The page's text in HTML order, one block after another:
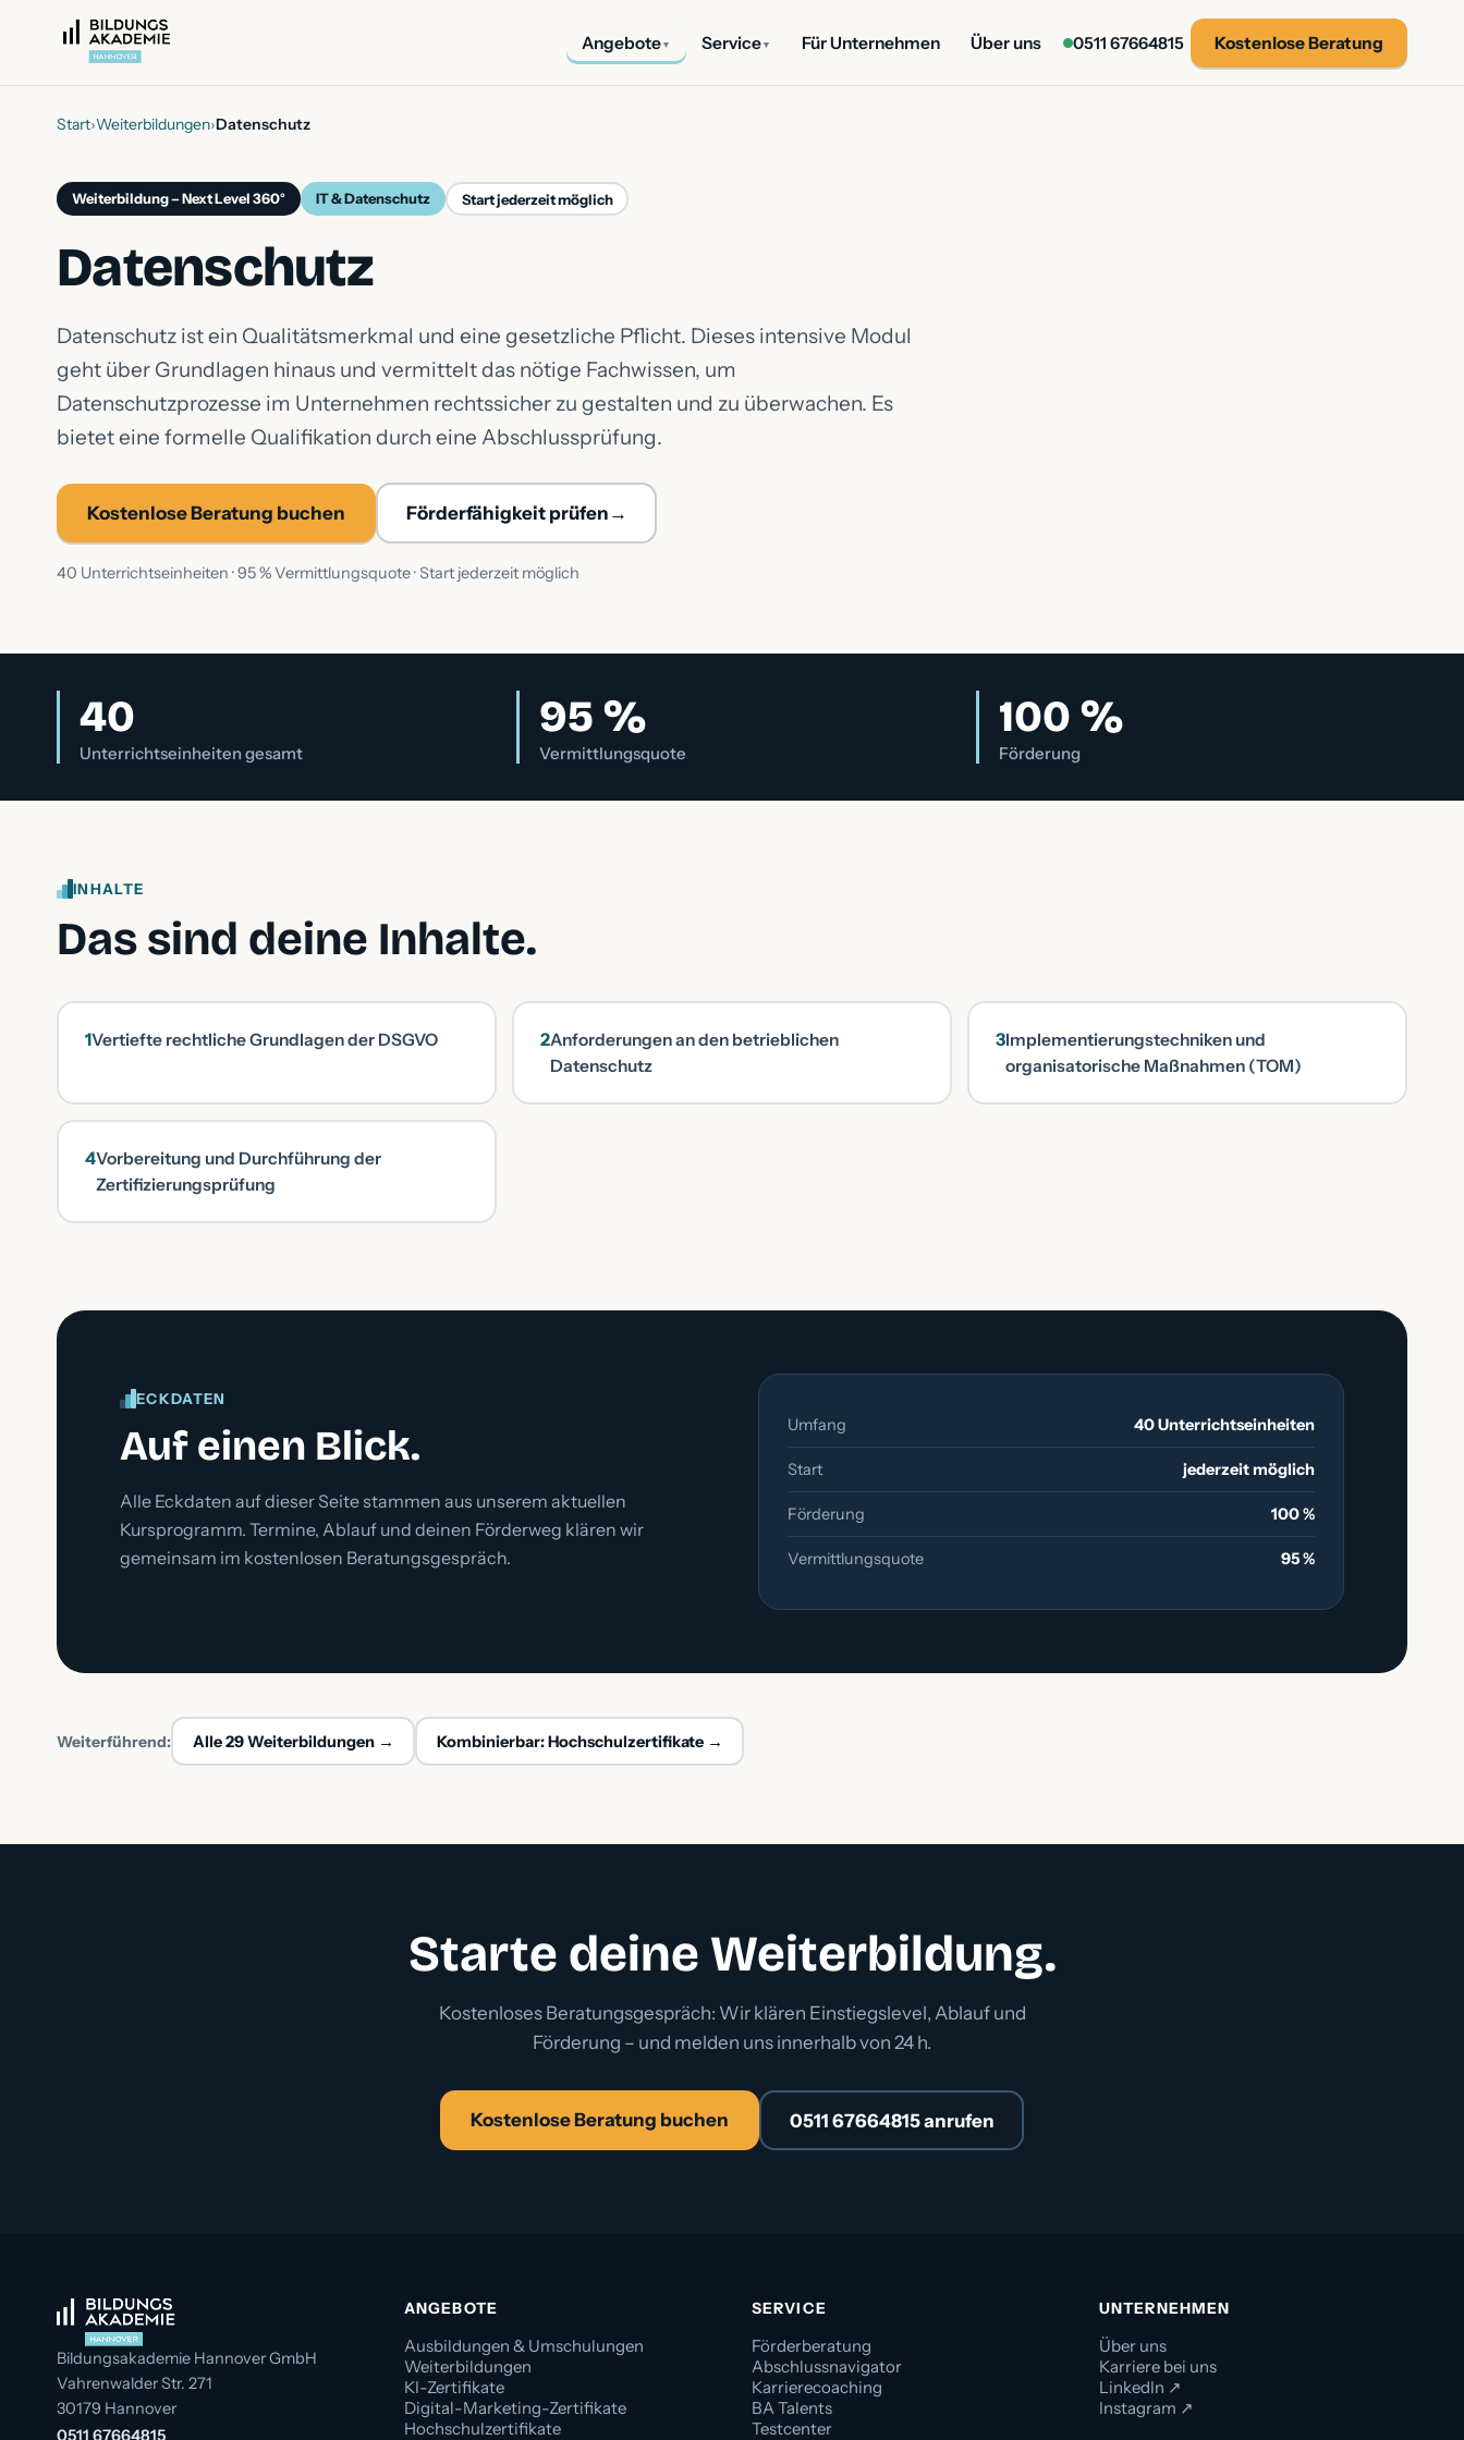
Angebote▼ Service▼ Für Unternehmen Über uns 0511 67664815 KostenloseBeratung
Start›Weiterbildungen›Datenschutz
Weiterbildung – Next Level 360° IT & Datenschutz Start jederzeit möglich
Datenschutz
Datenschutz ist ein Qualitätsmerkmal und eine gesetzliche Pflicht. Dieses intensive Modul
geht über Grundlagen hinaus und vermittelt das nötige Fachwissen, um
Datenschutzprozesse im Unternehmen rechtssicher zu gestalten und zu überwachen. Es
bietet eine formelle Qualifikation durch eine Abschlussprüfung.
Kostenlose Beratung buchen Förderfähigkeit prüfen →
40 Unterrichtseinheiten · 95 % Vermittlungsquote · Start jederzeit möglich
40
Unterrichtseinheiten gesamt
95 %
Vermittlungsquote
100 %
Förderung
INHALTE
Das sind deine Inhalte.
1Vertiefte rechtliche Grundlagen der DSGVO 2Anforderungen an den betrieblichen
Datenschutz
3Implementierungstechniken und
organisatorische Maßnahmen (TOM)
4Vorbereitung und Durchführung der
Zertifizierungsprüfung
ECKDATEN
Auf einen Blick.
Alle Eckdaten auf dieser Seite stammen aus unserem aktuellen
Kursprogramm. Termine, Ablauf und deinen Förderweg klären wir
gemeinsam im kostenlosen Beratungsgespräch.
Umfang 40 Unterrichtseinheiten
Start jederzeit möglich
Förderung 100 %
Vermittlungsquote 95 %
Weiterführend: Alle 29 Weiterbildungen → Kombinierbar: Hochschulzertifikate →
Starte deine Weiterbildung.
Kostenloses Beratungsgespräch: Wir klären Einstiegslevel, Ablauf und
Förderung – und melden uns innerhalb von 24 h.
Kostenlose Beratung buchen 0511 67664815 anrufen
Bildungsakademie Hannover GmbH
Vahrenwalder Str. 271
30179 Hannover
0511 67664815
ANGEBOTE
Ausbildungen & Umschulungen
Weiterbildungen
KI-Zertifikate
Digital-Marketing-Zertifikate
Hochschulzertifikate
SERVICE
Förderberatung
Abschlussnavigator
Karrierecoaching
BA Talents
Testcenter
UNTERNEHMEN
Über uns
Karriere bei uns
LinkedIn ↗
Instagram ↗